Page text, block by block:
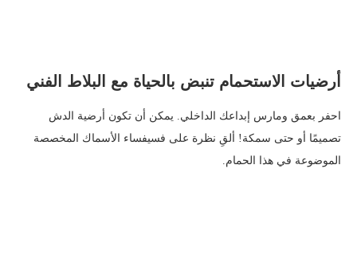
أرضيات الاستحمام تنبض بالحياة مع البلاط الفني
احفر بعمق ومارس إبداعك الداخلي. يمكن أن تكون أرضية الدش
تصميمًا أو حتى سمكة! ألقِ نظرة على فسيفساء الأسماك المخصصة
الموضوعة في هذا الحمام.